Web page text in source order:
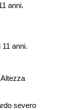
anni.
anni.
severo